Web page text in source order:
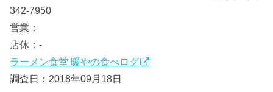
342-7950
営業：
店休：-
ラーメン食堂 暖やの食べログ
調査日：2018年09月18日